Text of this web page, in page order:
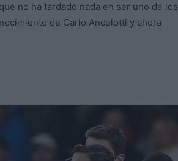
no ha tardado nada en ser uno de los
de Carlo Ancelotti y ahora